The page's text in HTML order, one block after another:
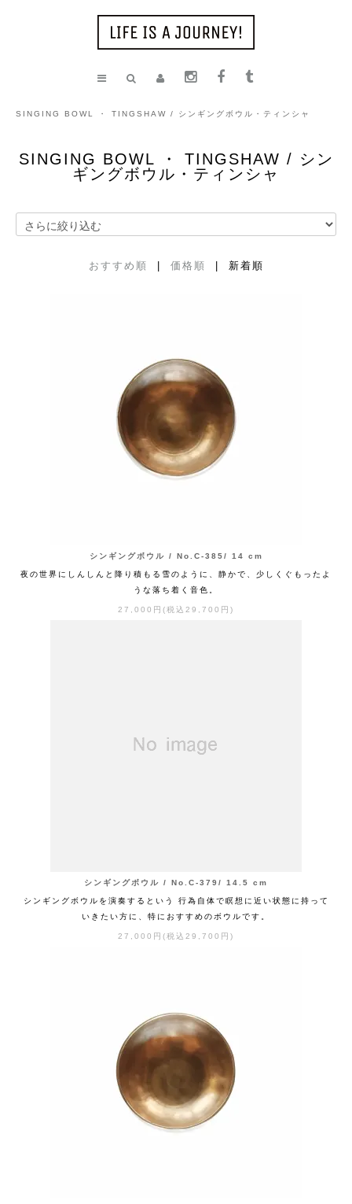
SINGING BOWL ・ TINGSHAW / シンギングボウル・ティンシャ
SINGING BOWL ・ TINGSHAW / シン
ギングボウル・ティンシャ
おすすめ順 価格順 | 新着順
シンギングボウル / No.C-385/ 14 cm
夜の世界にしんしんと降り積もる雪のように、静かで、少しくぐもったよ
うな落ち着く音色。
27,000円(税込29,700円)
シンギングボウル / No.C-379/ 14.5 cm
シンギングボウルを演奏するという 行為自体で瞑想に近い状態に持って
いきたい方に、特におすすめのボウルです。
27,000円(税込29,700円)